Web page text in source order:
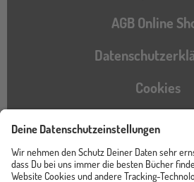
AGB Online
Cookies